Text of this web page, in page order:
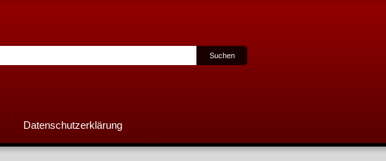
Datenschutzerklärung